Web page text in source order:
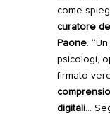
come
curatore
Paone.
psicologi,
firmato
digitali…